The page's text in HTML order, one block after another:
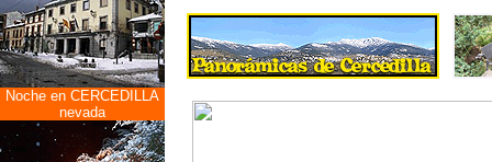
Noche en CERCEDILLA
nevada